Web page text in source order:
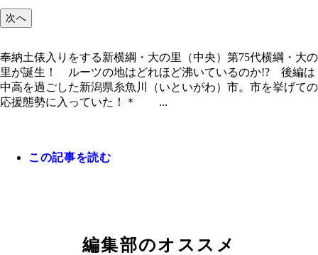
糸魚川では、アドバルーンや花火で横綱昇進をお
次へ
奉納土俵入りをする新横綱・大の里（中央）第75代横綱・大の
里が誕生！ ルーツの地はどれほど沸いているのか!? 後編は
中高を過ごした新潟県糸魚川（いといがわ）市。市を挙げての
応援態勢に入っていた！＊ ...
この記事を読む
編集部のオススメ